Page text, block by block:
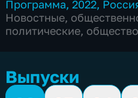
Программа,2022,
Новостные,
политические, общество
Выпуски